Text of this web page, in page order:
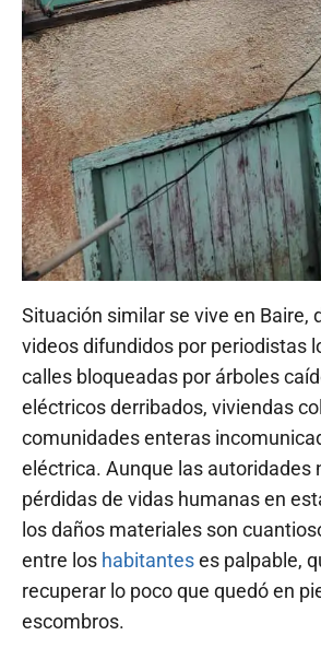
Situación similar se vive en Baire,
videos difundidos por periodistas
calles bloqueadas por árboles
eléctricos derribados, viviendas
comunidades enteras
eléctrica. Aunque las autoridades
pérdidas de vidas humanas en
los daños materiales son
entre los habitanteses palpable,
recuperar lo poco que quedó en
escombros.